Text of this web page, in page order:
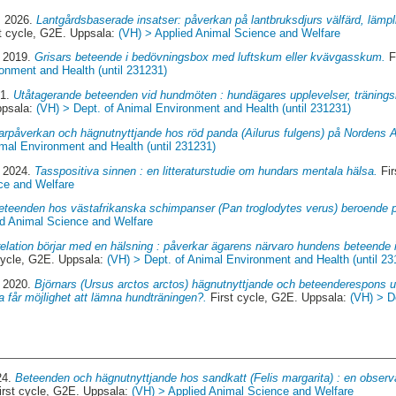
2026.Lantgårdsbaserade insatser: påverkan på lantbruksdjurs välfärd,
cycle, G2E. Uppsala:(VH) > Applied Animal Science and Welfare
2019.Grisars beteende i bedövningsbox med luftskum eller kvävgasskum.
and Health (until 231231)
Utåtagerande beteenden vid hundmöten : hundägares upplevelser,
(VH) > Dept. of Animal Environment and Health (until 231231)
och hägnutnyttjande hos röd panda (Ailurus fulgens) på Nordens
Environment and Health (until 231231)
Tasspositiva sinnen : en litteraturstudie om hundars mentala hälsa.
and Welfare
hos västafrikanska schimpanser (Pan troglodytes verus) beroende
Animal Science and Welfare
börjar med en hälsning : påverkar ägarens närvaro hundens
G2E. Uppsala:(VH) > Dept. of Animal Environment and Health (until
2020.Björnars (Ursus arctos arctos) hägnutnyttjande och beteenderespons
får möjlighet att lämna hundträningen?. First cycle, G2E. Uppsala:(VH) >
Beteenden och hägnutnyttjande hos sandkatt (Felis margarita) : en
cycle, G2E. Uppsala:(VH) > Applied Animal Science and Welfare